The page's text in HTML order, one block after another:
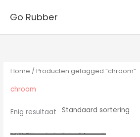
naarGo Rubber
Home / Producten getagged “chroom”
chroom
Enig resultaat